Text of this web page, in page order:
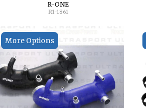
R-ONE
R1-1861
More Options